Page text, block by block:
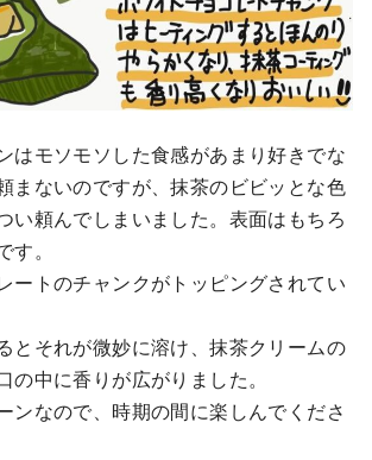
はモソモソした食感があまり好きでな
まないのですが、抹茶のビビッとな色
い頼んでしまいました。表面はもちろ
。
ートのチャンクがトッピングされてい
とそれが微妙に溶け、抹茶クリームの
の中に香りが広がりました。
ンなので、時期の間に楽しんでくださ